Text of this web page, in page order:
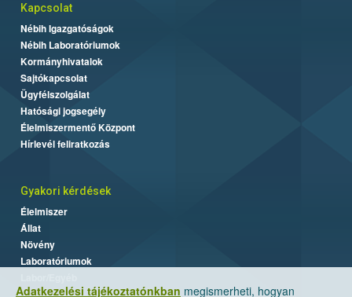
Adatkezelési tájékoztatónkban megismerheti, hogyan
Kapcsolat
Nébih Igazgatóságok
Nébih Laboratóriumok
Kormányhivatalok
Sajtókapcsolat
Ügyfélszolgálat
Hatósági jogsegély
Élelmiszermentő Központ
Hírlevél feliratkozás
Gyakori kérdések
Élelmiszer
Állat
Növény
Laboratóriumok